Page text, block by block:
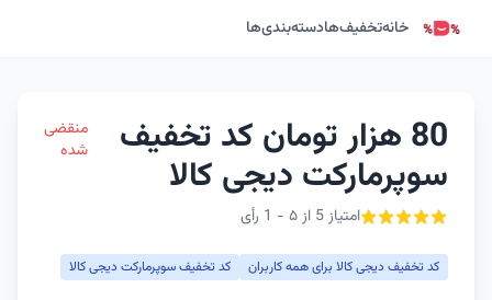
خانهتخفیف‌هادسته‌بندی‌ها
80 هزار تومان کد تخفیف
سوپرمارکت دیجی کالا
امتیاز 5 از ۵ - 1 رأی
منقضی
شده
کد تخفیف دیجی کالا برای همه کاربران کد تخفیف سوپرمارکت دیجی کالا